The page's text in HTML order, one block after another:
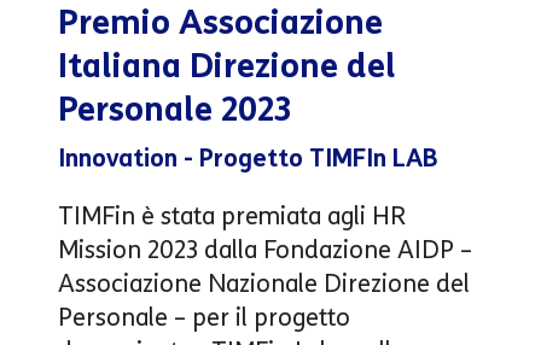
Premio Associazione
Italiana Direzione del
Personale 2023
Innovation - Progetto TIMFIn LAB
TIMFin è stata premiata agli HR
Mission 2023 dalla Fondazione AIDP –
Associazione Nazionale Direzione del
Personale – per il progetto